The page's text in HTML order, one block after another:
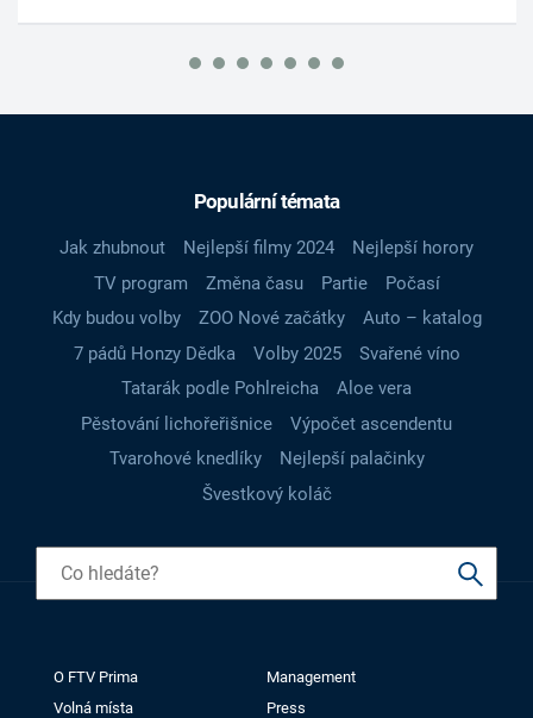
Populární témata
Jak zhubnout Nejlepší filmy 2024
Nejlepší horory
TV program
Změna času Partie
Počasí
Kdy budou volby
ZOO Nové začátky
Auto – katalog
7 pádů Honzy Dědka
Volby 2025
Svařené víno
Tatarák podle Pohlreicha
Aloe vera
Pěstování lichořeřišnice
Výpočet ascendentu
Tvarohové knedlíky
Nejlepší palačinky
Švestkový koláč
O FTV Prima
Management
Volná místa
Press